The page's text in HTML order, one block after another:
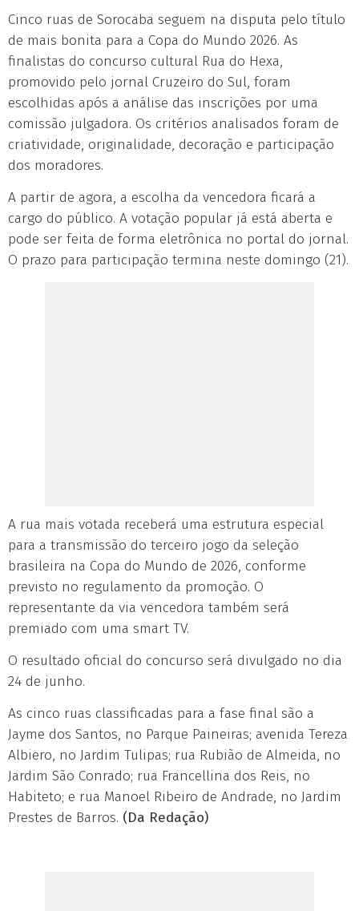
Cinco ruas de Sorocaba seguem na disputa pelo título
de mais bonita para a Copa do Mundo 2026. As
finalistas do concurso cultural Rua do Hexa,
promovido pelo jornal Cruzeiro do Sul, foram
escolhidas após a análise das inscrições por uma
comissão julgadora. Os critérios analisados foram de
criatividade, originalidade, decoração e participação
dos moradores.
A partir de agora, a escolha da vencedora ficará a
cargo do público. A votação popular já está aberta e
pode ser feita de forma eletrônica no portal do jornal.
O prazo para participação termina neste domingo (21).
A rua mais votada receberá uma estrutura especial
para a transmissão do terceiro jogo da seleção
brasileira na Copa do Mundo de 2026, conforme
previsto no regulamento da promoção. O
representante da via vencedora também será
premiado com uma smart TV.
O resultado oficial do concurso será divulgado no dia
24 de junho.
As cinco ruas classificadas para a fase final são a
Jayme dos Santos, no Parque Paineiras; avenida Tereza
Albiero, no Jardim Tulipas; rua Rubião de Almeida, no
Jardim São Conrado; rua Francellina dos Reis, no
Habiteto; e rua Manoel Ribeiro de Andrade, no Jardim
Prestes de Barros. (Da Redação)